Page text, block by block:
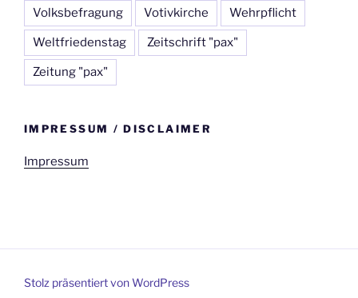
Volksbefragung Votivkirche Wehrpflicht
Weltfriedenstag Zeitschrift "pax"
Zeitung "pax"
IMPRESSUM / DISCLAIMER
Impressum
Stolz präsentiert von WordPress